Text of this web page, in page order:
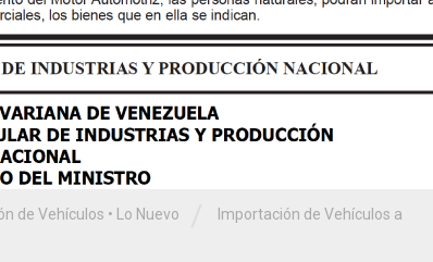
de Vehículos • Lo Nuevo Importación de Vehículos a